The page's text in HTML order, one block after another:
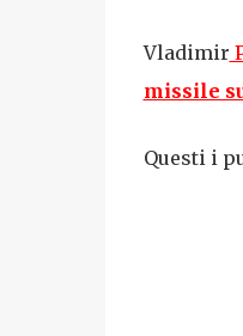
Vladimir
missile
Questi i